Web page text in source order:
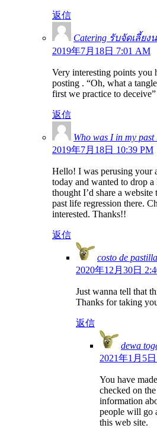
返信
Catering รับจัดเลี้ย
2019年7月18日 7:01 AM
Very interesting points you
posting . “Oh, what a
first we practice to
返信
Who was I in my past
2019年7月18日 10:39 PM
Hello! I was perusing your
today and wanted to drop
thought I’d share a
past life regression there.
interested. Thanks!!
返信
costo de
2020年12月30日
Just wanna tell that
Thanks for taking
返信
dewa
2021年1月5
You have
checked on
information
people will go
this web site.